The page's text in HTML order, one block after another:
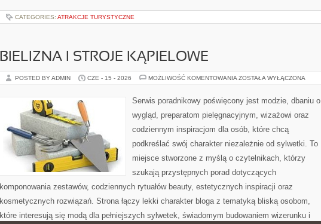
CATEGORIES: ATRAKCJE TURYSTYCZNE
BIELIZNA I STROJE KĄPIELOWE
POSTED BY ADMIN CZE - 15 - 2026 MOŻLIWOŚĆ KOMENTOWANIA BIELIZNA
KĄPIELOWE
ZOSTAŁA WYŁĄCZONA
Serwis poradnikowy poświęcony jest modzie, dbaniu o
wygląd, preparatom pielęgnacyjnym, wizażowi oraz
codziennym inspiracjom dla osób, które chcą
podkreślać swój charakter niezależnie od sylwetki. To
miejsce stworzone z myślą o czytelnikach, którzy
szukają przystępnych porad dotyczących
komponowania zestawów, codziennych rytuałów beauty, estetycznych inspiracji oraz
kosmetycznych rozwiązań. Strona łączy lekki charakter bloga z tematyką bliską osobom,
które interesują się modą dla pełniejszych sylwetek, świadomym budowaniem wizerunku i